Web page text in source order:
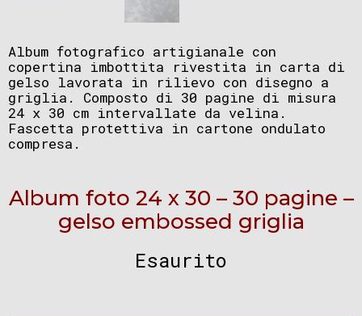
Album fotografico artigianale con
copertina imbottita rivestita in carta di
gelso lavorata in rilievo con disegno a
griglia. Composto di 30 pagine di misura
24 x 30 cm intervallate da velina.
Fascetta protettiva in cartone ondulato
compresa.
Album foto 24 x 30 – 30 pagine –
gelso embossed griglia
Esaurito